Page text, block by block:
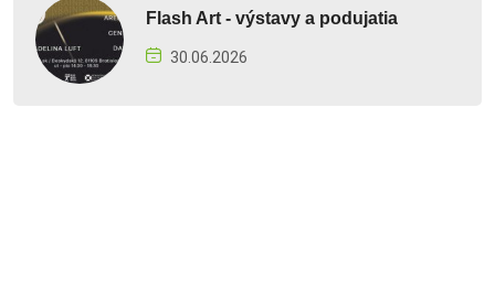
Flash Art - výstavy a podujatia
30.06.2026